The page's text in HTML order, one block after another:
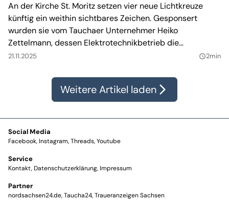
An der Kirche St. Moritz setzen vier neue Lichtkreuze
künftig ein weithin sichtbares Zeichen. Gesponsert
wurden sie vom Tauchaer Unternehmer Heiko
Zettelmann, dessen Elektrotechnikbetrieb die
Kirchgemeinde bereits seit Jahren begleitet.
21.11.2025 query_builder2min
Weitere Artikel laden arrow_forward_ios
Social Media
Facebook Instagram Threads Youtube
Service
Kontakt Datenschutzerklärung Impressum
Partner
nordsachsen24.de Taucha24 Traueranzeigen Sachsen